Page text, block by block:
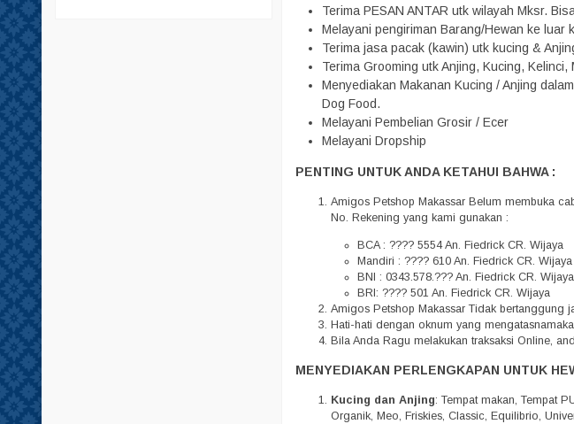
Terima PESAN ANTAR utk wilayah Mksr.
Melayani pengiriman Barang/Hewan ke luar
Terima jasa pacak (kawin) utk kucing &
Terima Grooming utk Anjing, Kucing, Kelinci,
Menyediakan Makanan Kucing / Anjing
Dog Food.
Melayani Pembelian Grosir / Ecer
Melayani Dropship
PENTING UNTUK ANDA KETAHUI BAHWA :
Amigos Petshop Makassar Belum membuka
No. Rekening yang kami gunakan :
BCA : ???? 5554 An. Fiedrick CR. Wijaya
Mandiri : ???? 610 An. Fiedrick CR. Wijaya
BNI : 0343.578.??? An. Fiedrick CR. Wijaya
BRI: ???? 501 An. Fiedrick CR. Wijaya
Amigos Petshop Makassar Tidak bertanggung
Hati-hati dengan oknum yang
Bila Anda Ragu melakukan traksaksi Online,
MENYEDIAKAN PERLENGKAPAN UNTUK
Kucing dan Anjing: Tempat makan, Tempat
Organik, Meo, Friskies, Classic, Equilibrio,